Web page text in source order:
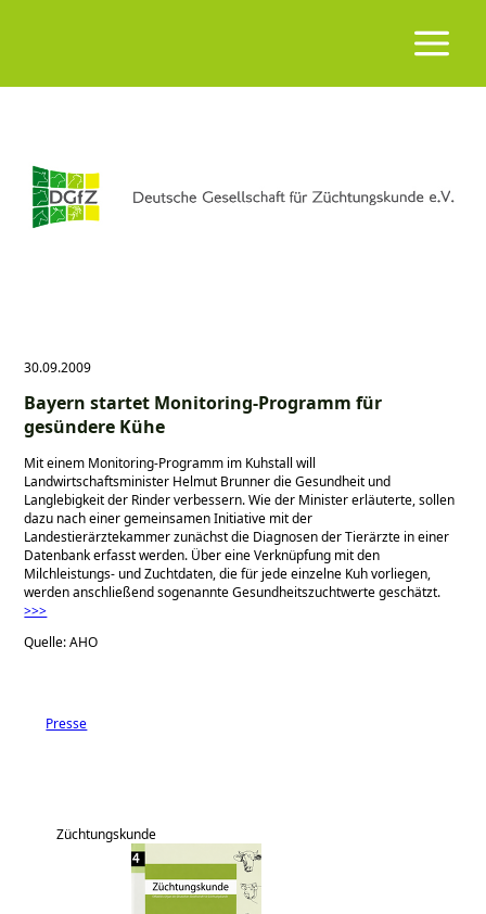
30.09.2009
Bayern startet Monitoring-Programm für
gesündere Kühe
Mit einem Monitoring-Programm im Kuhstall will
Landwirtschaftsminister Helmut Brunner die Gesundheit und
Langlebigkeit der Rinder verbessern. Wie der Minister erläuterte, sollen
dazu nach einer gemeinsamen Initiative mit der
Landestierärztekammer zunächst die Diagnosen der Tierärzte in einer
Datenbank erfasst werden. Über eine Verknüpfung mit den
Milchleistungs- und Zuchtdaten, die für jede einzelne Kuh vorliegen,
werden anschließend sogenannte Gesundheitszuchtwerte geschätzt.
>>>
Quelle: AHO
Presse
Züchtungskunde